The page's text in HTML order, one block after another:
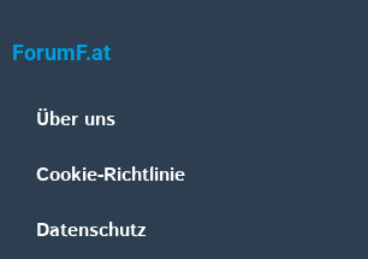
ForumF.at
Über uns
Cookie-Richtlinie
Datenschutz